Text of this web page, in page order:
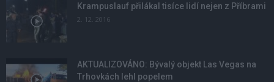
Krampuslauf přilákal tisíce lidí nejen z Příbrami
2. 12. 2016
AKTUALIZOVÁNO: Bývalý objekt Las Vegas na
Trhovkách lehl popelem